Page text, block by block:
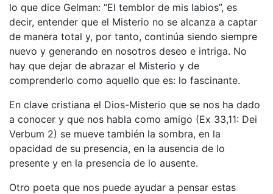
lo que dice Gelman: “El temblor de mis labios”, es
decir, entender que el Misterio no se alcanza a captar
de manera total y, por tanto, continúa siendo siempre
nuevo y generando en nosotros deseo e intriga. No
hay que dejar de abrazar el Misterio y de
comprenderlo como aquello que es: lo fascinante.
En clave cristiana el Dios-Misterio que se nos ha dado
a conocer y que nos habla como amigo (Ex 33,11: Dei
Verbum 2) se mueve también la sombra, en la
opacidad de su presencia, en la ausencia de lo
presente y en la presencia de lo ausente.
Otro poeta que nos puede ayudar a pensar estas